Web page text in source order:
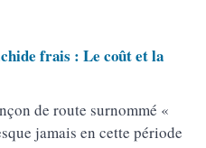
frais : Le coût et la
de route surnommé «
jamais en cette période